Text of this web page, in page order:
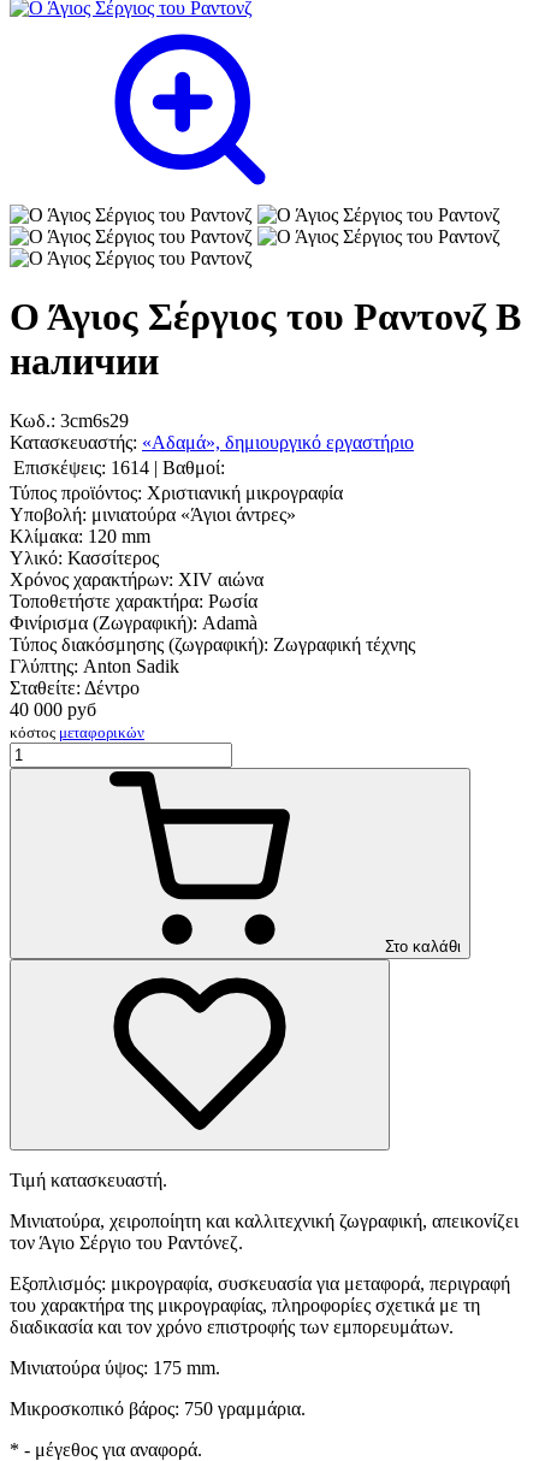
Ο Άγιος Σέργιος του Ραντονζ В
наличии
Κωδ.: 3cm6s29
Κατασκευαστής: «Αδαμά», δημιουργικό εργαστήριο
Επισκέψεις: 1614 | Βαθμοί:
Τύπος προϊόντος: Χριστιανική μικρογραφία
Υποβολή: μινιατούρα «Άγιοι άντρες»
Κλίμακα: 120 mm
Υλικό: Κασσίτερος
Χρόνος χαρακτήρων: XIV αιώνα
Τοποθετήστε χαρακτήρα: Ρωσία
Φινίρισμα (Ζωγραφική): Adamà
Τύπος διακόσμησης (ζωγραφική): Ζωγραφική τέχνης
Γλύπτης: Anton Sadik
Σταθείτε: Δέντρο
40 000 руб
κόστος μεταφορικών
Στο καλάθι
Τιμή κατασκευαστή.
Μινιατούρα, χειροποίητη και καλλιτεχνική ζωγραφική, απεικονίζει
τον Άγιο Σέργιο του Ραντόνεζ.
Εξοπλισμός: μικρογραφία, συσκευασία για μεταφορά, περιγραφή
του χαρακτήρα της μικρογραφίας, πληροφορίες σχετικά με τη
διαδικασία και τον χρόνο επιστροφής των εμπορευμάτων.
Μινιατούρα ύψος: 175 mm.
Μικροσκοπικό βάρος: 750 γραμμάρια.
* - μέγεθος για αναφορά.